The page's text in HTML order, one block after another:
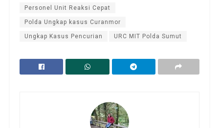
Personel Unit Reaksi Cepat
Polda Ungkap kasus Curanmor
Ungkap Kasus Pencurian URC MIT Polda Sumut